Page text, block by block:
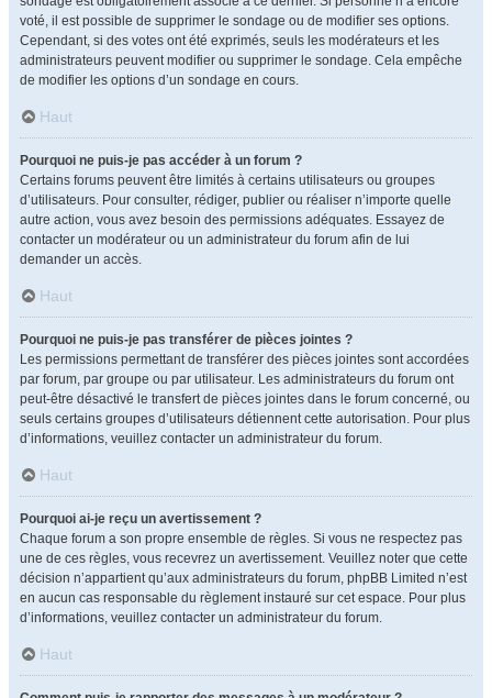
voté, il est possible de supprimer le sondage ou de modifier ses options.
Cependant, si des votes ont été exprimés, seuls les modérateurs et les
administrateurs peuvent modifier ou supprimer le sondage. Cela empêche
de modifier les options d’un sondage en cours.
Haut
Pourquoi ne puis-je pas accéder à un forum ?
Certains forums peuvent être limités à certains utilisateurs ou groupes
d’utilisateurs. Pour consulter, rédiger, publier ou réaliser n’importe quelle
autre action, vous avez besoin des permissions adéquates. Essayez de
contacter un modérateur ou un administrateur du forum afin de lui
demander un accès.
Haut
Pourquoi ne puis-je pas transférer de pièces jointes ?
Les permissions permettant de transférer des pièces jointes sont accordées
par forum, par groupe ou par utilisateur. Les administrateurs du forum ont
peut-être désactivé le transfert de pièces jointes dans le forum concerné, ou
seuls certains groupes d’utilisateurs détiennent cette autorisation. Pour plus
d’informations, veuillez contacter un administrateur du forum.
Haut
Pourquoi ai-je reçu un avertissement ?
Chaque forum a son propre ensemble de règles. Si vous ne respectez pas
une de ces règles, vous recevrez un avertissement. Veuillez noter que cette
décision n’appartient qu’aux administrateurs du forum, phpBB Limited n’est
en aucun cas responsable du règlement instauré sur cet espace. Pour plus
d’informations, veuillez contacter un administrateur du forum.
Haut